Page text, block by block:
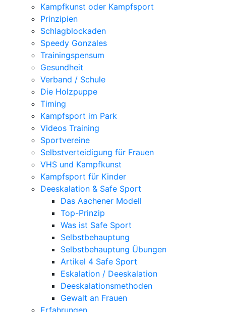
Kampfkunst oder Kampfsport
Prinzipien
Schlagblockaden
Speedy Gonzales
Trainingspensum
Gesundheit
Verband / Schule
Die Holzpuppe
Timing
Kampfsport im Park
Videos Training
Sportvereine
Selbstverteidigung für Frauen
VHS und Kampfkunst
Kampfsport für Kinder
Deeskalation & Safe Sport
Das Aachener Modell
Top-Prinzip
Was ist Safe Sport
Selbstbehauptung
Selbstbehauptung Übungen
Artikel 4 Safe Sport
Eskalation / Deeskalation
Deeskalationsmethoden
Gewalt an Frauen
Erfahrungen